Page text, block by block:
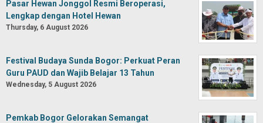
Pasar Hewan Jonggol Resmi Beroperasi,
Lengkap dengan Hotel Hewan
Thursday, 6 August 2026
Festival Budaya Sunda Bogor: Perkuat Peran
Guru PAUD dan Wajib Belajar 13 Tahun
Wednesday, 5 August 2026
Pemkab Bogor Gelorakan Semangat